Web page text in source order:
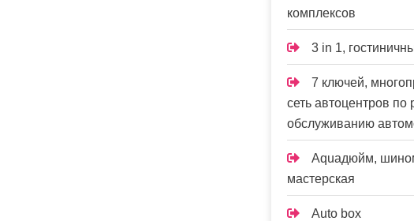
комплексов
3 in 1,
7 ключей,
сеть автоцентров по
обслуживанию
Aquaдюйм,
мастерская
Auto box